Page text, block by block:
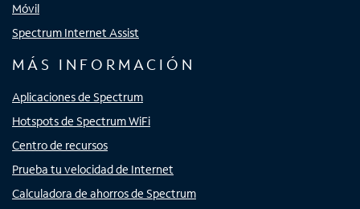
Móvil
Spectrum Internet Assist
MÁS INFORMACIÓN
Aplicaciones de Spectrum
Hotspots de Spectrum WiFi
Centro de recursos
Prueba tu velocidad de Internet
Calculadora de ahorros de Spectrum